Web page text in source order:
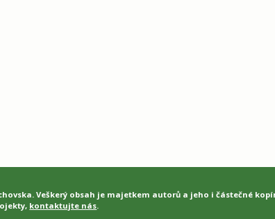
Veškerý obsah je majetkem autorů a jeho i částečné
kontaktujte nás.